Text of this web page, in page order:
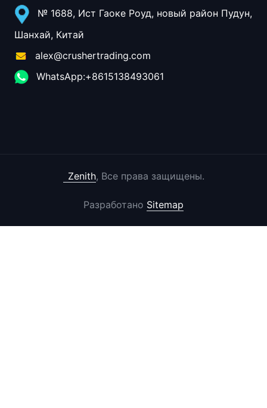
№ 1688, Ист Гаоке Роуд, новый район Пудун,
Шанхай, Китай
alex@crushertrading.com
WhatsApp:+8615138493061
Zenith, Все права защищены.
Разработано Sitemap